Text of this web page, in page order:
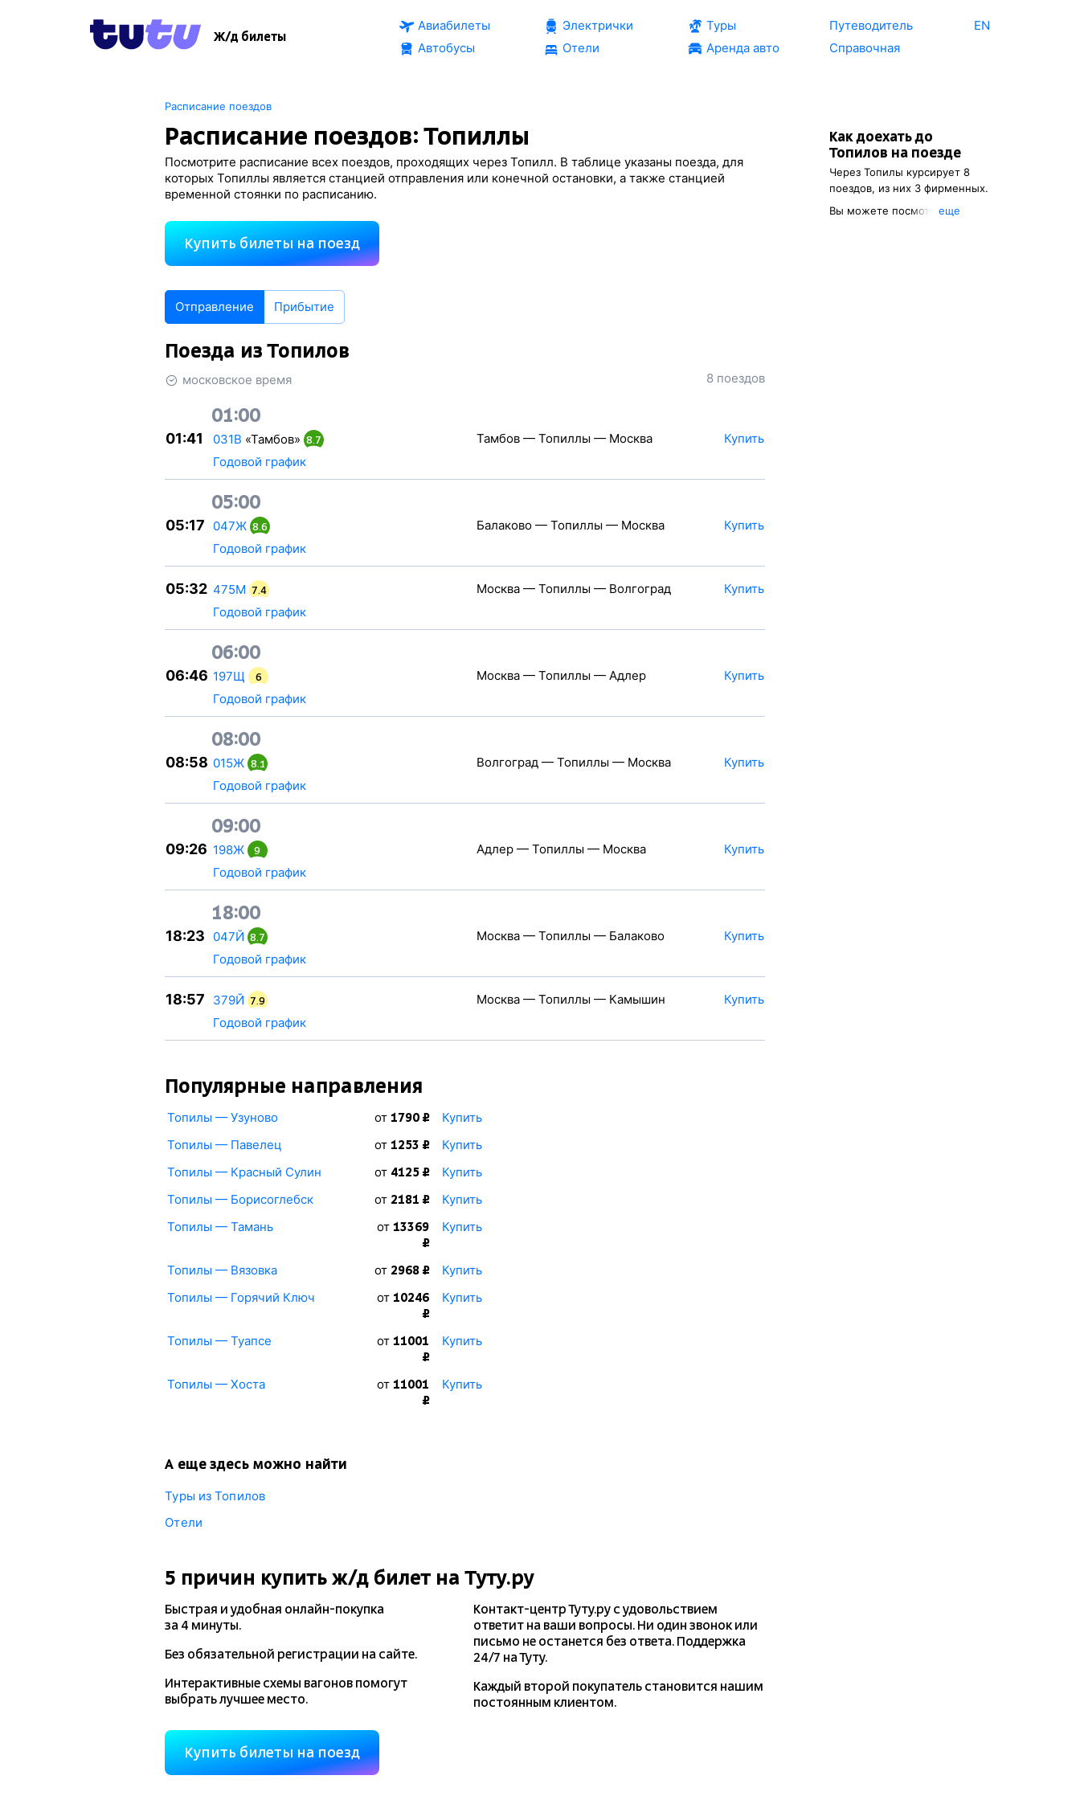
Ж/д билеты
Авиабилеты
Автобусы
Электрички
Отели
Туры
Аренда авто
Путеводитель
Справочная
EN
Расписание поездов
Расписание поездов: Топиллы
Посмотрите расписание всех поездов, проходящих через Топилл. В таблице указаны поезда, для
которых Топиллы является станцией отправления или конечной остановки, а также станцией
временной стоянки по расписанию.
Купить билеты на поезд
Отправление Прибытие
Поезда из Топилов
московское время 8 поездов
01:00
01:41 031В «Тамбов» 8.7
Тамбов — Топиллы — Москва
Годовой график
Купить
05:00
05:17 047Ж 8.6
Балаково — Топиллы — Москва
Годовой график
Купить
05:32 475М 7.4
Москва — Топиллы — Волгоград
Годовой график
Купить
06:00
06:46 197Щ 6
Москва — Топиллы — Адлер
Годовой график
Купить
08:00
08:58 015Ж 8.1
Волгоград — Топиллы — Москва
Годовой график
Купить
09:00
09:26 198Ж 9
Адлер — Топиллы — Москва
Годовой график
Купить
18:00
18:23 047Й 8.7
Москва — Топиллы — Балаково
Годовой график
Купить
18:57 379Й 7.9
Москва — Топиллы — Камышин
Годовой график
Купить
Популярные направления
Топилы — Узуново от 1790 ₽
Купить
Топилы — Павелец
от 1253 ₽
Купить
Топилы — Красный Сулин
от 4125 ₽
Купить
Топилы — Борисоглебск
от 2181 ₽
Купить
Топилы — Тамань
от 13369
₽
Купить
Топилы — Вязовка от 2968 ₽
Купить
Топилы — Горячий Ключ
от 10246
₽
Купить
Топилы — Туапсе от 11001
₽
Купить
Топилы — Хоста от 11001
₽
Купить
А еще здесь можно найти
Туры из Топилов
Отели
5 причин купитьж/д билет на Туту.ру
Быстрая и удобная онлайн-покупка
за 4 минуты.
Без обязательной регистрации на сайте.
Интерактивные схемы вагонов помогут
выбрать лучшее место.
Контакт-центр Туту.ру с удовольствием
ответит на ваши вопросы. Ни один звонок или
письмо не останется без ответа. Поддержка
24/7 на Туту.
Каждый второй покупатель становится нашим
постоянным клиентом.
Купить билеты на поезд
Как доехать до
Топилов на поезде
Через Топилы курсирует 8
поездов, из них 3 фирменных.
Вы можете посмотреть
eще